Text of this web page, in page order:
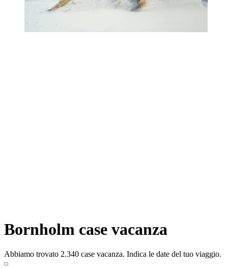
Bornholm case vacanza
Abbiamo trovato 2.340 case vacanza. Indica le date del tuo viaggio.